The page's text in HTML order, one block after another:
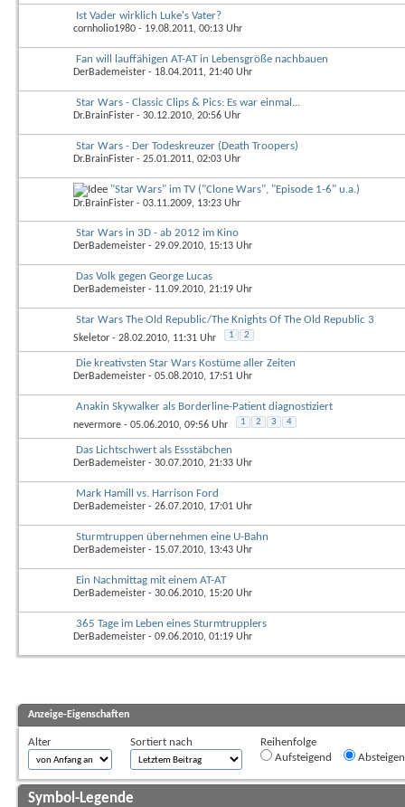
Ist Vader wirklich Luke's Vater?
cornholio1980 - 19.08.2011, 00:13 Uhr
Fan will lauffähigen AT-AT in Lebensgröße nachbauen
DerBademeister - 18.04.2011, 21:40 Uhr
Star Wars - Classic Clips & Pics: Es war einmal...
Dr.BrainFister - 30.12.2010, 20:56 Uhr
Star Wars - Der Todeskreuzer (Death Troopers)
Dr.BrainFister - 25.01.2011, 02:03 Uhr
"Star Wars" im TV ("Clone Wars", "Episode 1-6" u.a.)
Dr.BrainFister - 03.11.2009, 13:23 Uhr
Star Wars in 3D - ab 2012 im Kino
DerBademeister - 29.09.2010, 15:13 Uhr
Das Volk gegen George Lucas
DerBademeister - 11.09.2010, 21:19 Uhr
Star Wars The Old Republic/The Knights Of The Old Republic 3
Skeletor - 28.02.2010, 11:31 Uhr 1 2
Die kreativsten Star Wars Kostüme aller Zeiten
DerBademeister - 05.08.2010, 17:51 Uhr
Anakin Skywalker als Borderline-Patient diagnostiziert
nevermore - 05.06.2010, 09:56 Uhr 1 2 3 4
Das Lichtschwert als Essstäbchen
DerBademeister - 30.07.2010, 21:33 Uhr
Mark Hamill vs. Harrison Ford
DerBademeister - 26.07.2010, 17:01 Uhr
Sturmtruppen übernehmen eine U-Bahn
DerBademeister - 15.07.2010, 13:43 Uhr
Ein Nachmittag mit einem AT-AT
DerBademeister - 30.06.2010, 15:20 Uhr
365 Tage im Leben eines Sturmtrupplers
DerBademeister - 09.06.2010, 01:19 Uhr
Anzeige-Eigenschaften
Alter Sortiert nach
Reihenfolge
Aufsteigend
Symbol-Legende